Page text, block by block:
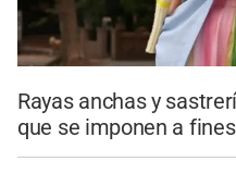
Rayas anchas y
que se imponen a